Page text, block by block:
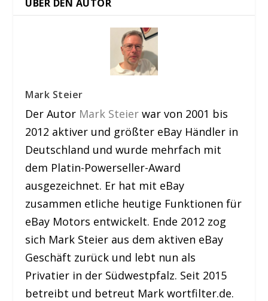
ÜBER DEN AUTOR
Mark Steier
Der Autor Mark Steier war von 2001 bis
2012 aktiver und größter eBay Händler in
Deutschland und wurde mehrfach mit
dem Platin-Powerseller-Award
ausgezeichnet. Er hat mit eBay
zusammen etliche heutige Funktionen für
eBay Motors entwickelt. Ende 2012 zog
sich Mark Steier aus dem aktiven eBay
Geschäft zurück und lebt nun als
Privatier in der Südwestpfalz. Seit 2015
betreibt und betreut Mark wortfilter.de.